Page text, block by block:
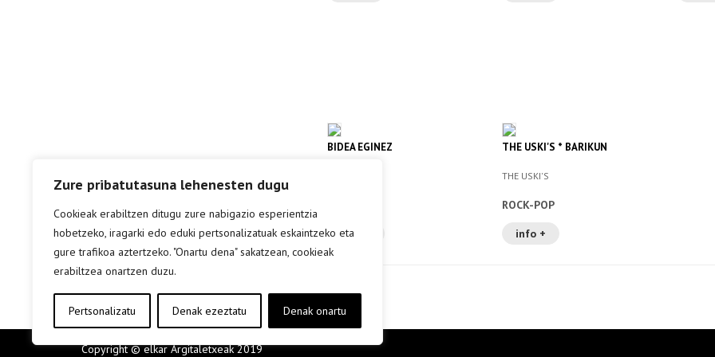
Zure pribatutasuna lehenesten dugu
Cookieak erabiltzen ditugu zure nabigazio esperientzia
hobetzeko, iragarki edo eduki pertsonalizatuak eskaintzeko eta
gure trafikoa aztertzeko. "Onartu dena" sakatzean, cookieak
erabiltzea onartzen duzu.
Pertsonalizatu Denak ezeztatu Denak onartu
BIDEA EGINEZ
info +
THE USKI'S * BARIKUN
THE USKI'S
ROCK-POP
info +
Copyright © elkar Argitaletxeak 2019